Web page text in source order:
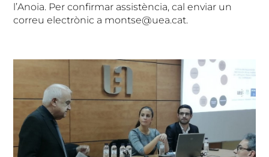
l’Anoia. Per confirmar assistència, cal enviar un
correu electrònic a montse@uea.cat.